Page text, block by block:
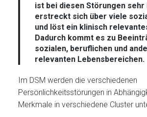
ist bei diesen Störungen sehr
erstreckt sich über viele
und löst ein klinisch
Dadurch kommt es zu
sozialen, beruflichen und
relevanten Lebensbereichen.
Im DSM werden die verschiedenen
Persönlichkeitsstörungen in
Merkmale in verschiedene Cluster